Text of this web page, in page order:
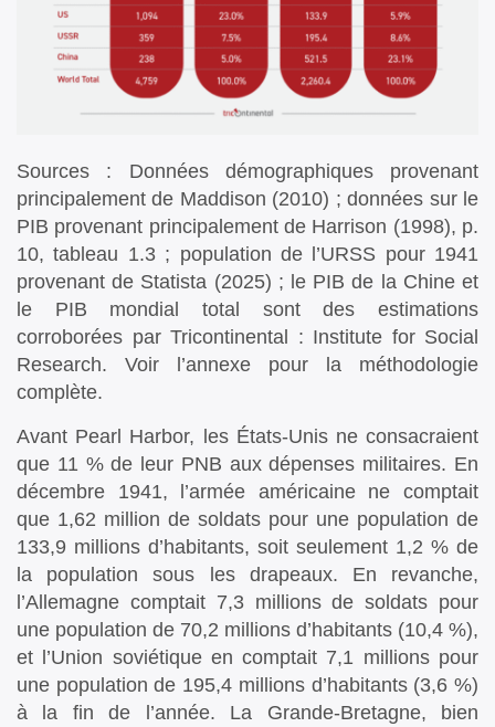
Sources : Données démographiques provenant
principalement de Maddison (2010) ; données sur le
PIB provenant principalement de Harrison (1998), p.
10, tableau 1.3 ; population de l’URSS pour 1941
provenant de Statista (2025) ; le PIB de la Chine et
le PIB mondial total sont des estimations
corroborées par Tricontinental : Institute for Social
Research. Voir l’annexe pour la méthodologie
complète.
Avant Pearl Harbor, les États-Unis ne consacraient
que 11 % de leur PNB aux dépenses militaires. En
décembre 1941, l’armée américaine ne comptait
que 1,62 million de soldats pour une population de
133,9 millions d’habitants, soit seulement 1,2 % de
la population sous les drapeaux. En revanche,
l’Allemagne comptait 7,3 millions de soldats pour
une population de 70,2 millions d’habitants (10,4 %),
et l’Union soviétique en comptait 7,1 millions pour
une population de 195,4 millions d’habitants (3,6 %)
à la fin de l’année. La Grande-Bretagne, bien